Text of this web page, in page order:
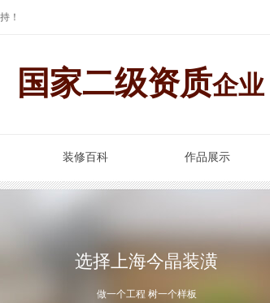
！
国家二级资质企业
装修百科 作品展示
选择上海今晶装潢
做一个工程 树一个样板